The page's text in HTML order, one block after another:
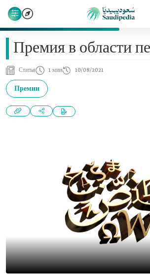
Премия в области
Статья 1 мин 10/08/2021
Премии